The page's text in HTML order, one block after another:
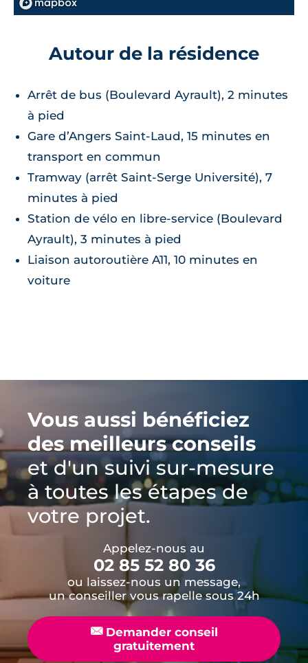
Autour de la résidence
Arrêt de bus (Boulevard Ayrault), 2 minutes
à pied
Gare d’Angers Saint-Laud, 15 minutes en
transport en commun
Tramway (arrêt Saint-Serge Université), 7
minutes à pied
Station de vélo en libre-service (Boulevard
Ayrault), 3 minutes à pied
Liaison autoroutière A11, 10 minutes en
voiture
Vous aussi bénéficiez
des meilleurs conseils
et d'un suivi sur-mesure
à toutes les étapes de
votre projet.
Appelez-nous au
02 85 52 80 36
ou laissez-nous un message,
un conseiller vous rapelle sous 24h
📧Demander conseil
gratuitement